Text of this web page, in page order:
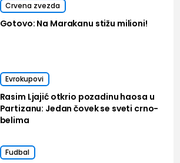
Crvena zvezda
Gotovo: Na Marakanu stižu milioni!
Evrokupovi
Rasim Ljajić otkrio pozadinu haosa u
Partizanu: Jedan čovek se sveti crno-
belima
Fudbal